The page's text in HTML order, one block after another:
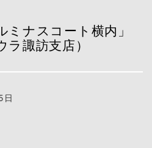
ミナスコート横内」
諏訪支店）
日